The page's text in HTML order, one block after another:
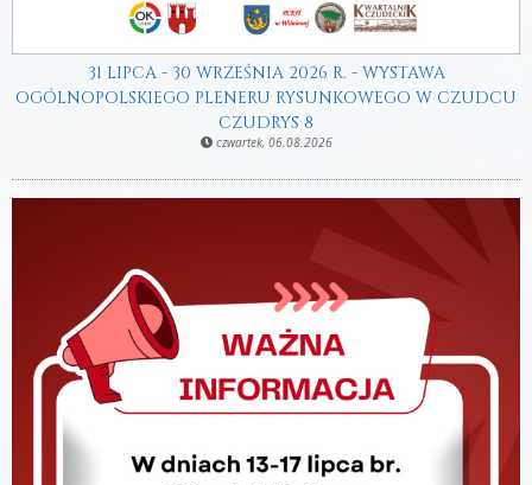
31 LIPCA - 30 WRZEŚNIA 2026 R. - WYSTAWA
OGÓLNOPOLSKIEGO PLENERU RYSUNKOWEGO W CZUDCU
CZUDRYS 8
czwartek, 06.08.2026